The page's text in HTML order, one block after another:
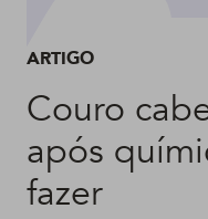
ARTIGO
Couro
após
fazer